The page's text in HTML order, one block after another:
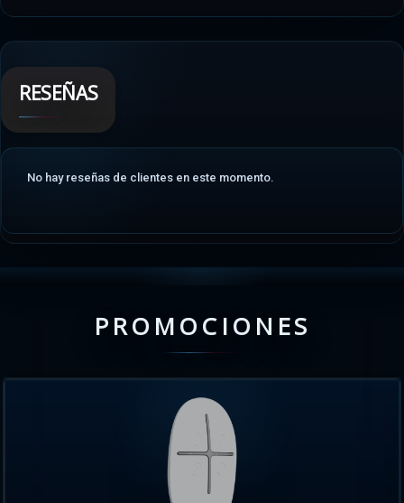
RESEÑAS
No hay reseñas de clientes en este momento.
PROMOCIONES